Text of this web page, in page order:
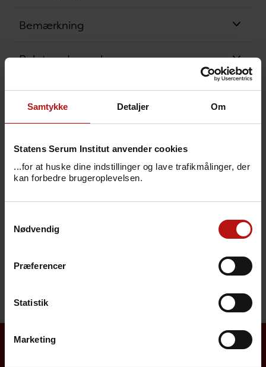
Samtykke Detaljer Om
Statens Serum Institut anvender cookies
...for at huske dine indstillinger og lave trafikmålinger, der
kan forbedre brugeroplevelsen.
Nødvendig
Præferencer
Statistik
Marketing
Bemærkning
Relaterede analyser
Analysens princip
Bestillingskode
Svarkode
Sygdomsbeskrivelser
Henvendelse